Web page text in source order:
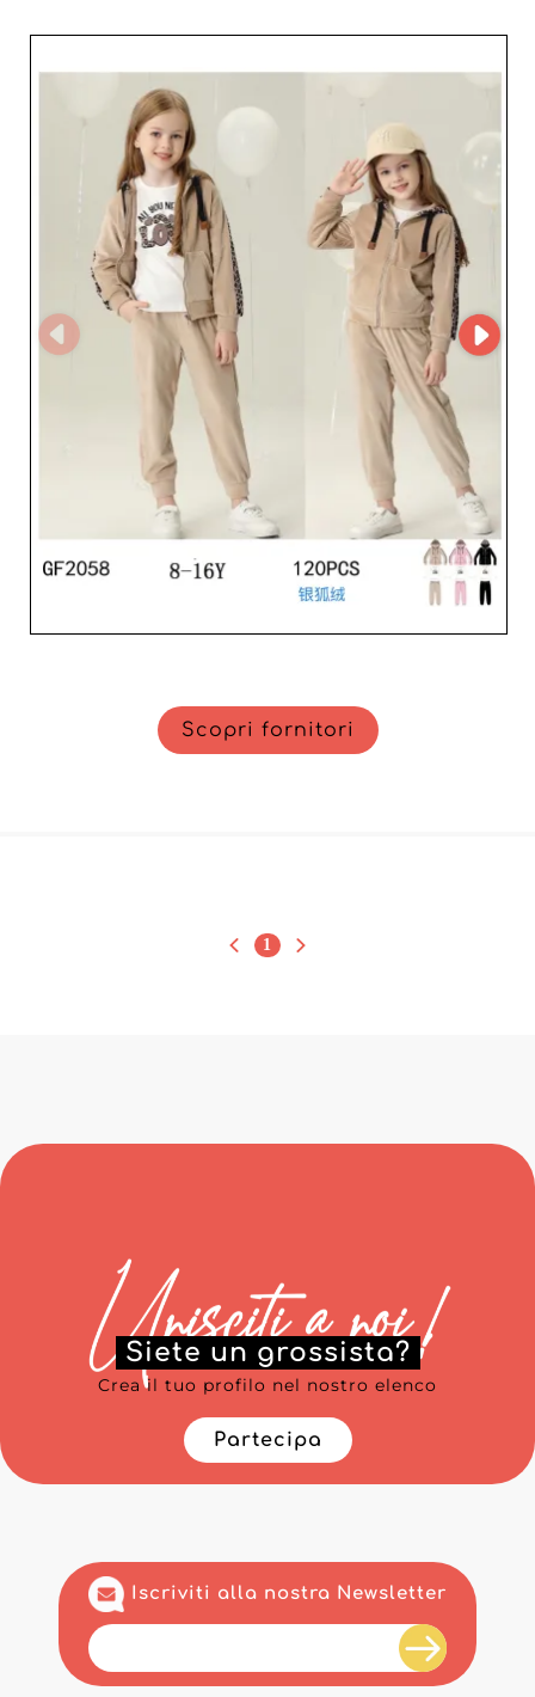
Sfruttando le capacità avanzate di MicroStore,
alla consegna. Questa tecnologia moderna assicura
anche l’aggiornamento in tempo reale del loro catalogo,
permettendo ai dettaglianti di accedere facilmente alle
ultime tendenze ed evitare qualsiasi problema di
riassortimento. Collaborare con Mondobimbo significa
scegliere affidabilità e innovazione. I loro prodotti sono
selezionati con cura per rispondere agli elevati standard
dei dettaglianti che vogliono offrire il meglio alla propria
clientela. Con un impegno costante verso l’eccellenza,
Mondobimbo si propone come partner di riferimento,
fornendo non solo articoli di qualità superiore, ma anche
un servizio post-vendita eccezionale. I vantaggi di
lavorare con Mondobimbo sulla nostra piattaforma B2B
sono numerosi: prezzi competitivi, una varietà di stili
adatti a mercati diversi e una notevole capacità di
adattarsi a richieste specifiche. Per i rivenditori che
desiderano dare slancio alla propria offerta,
Mondobimbo rappresenta un valore prezioso. Investire
nelle loro collezioni significa garantire la soddisfazione
dei piccoli clienti e la fidelizzazione dei genitori, felici di
vedere i propri bambini vestiti con gusto e cura.
Scopri fornitori
1
Siete un grossista?
Crea il tuo profilo nel nostro elenco
Partecipa
Iscriviti alla nostra Newsletter